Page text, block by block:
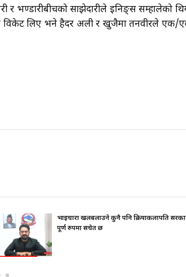
भण्डारीबीचको साझेदारीले इनिङ्स सम्हालेको
विकेट लिए भने हैदर अली र खुजैमा तनवीरले एक/
भाइचारा खलबलाउने कुनै पनि क्रियाकलापप्रति
पूर्ण रुपमा सचेत छ